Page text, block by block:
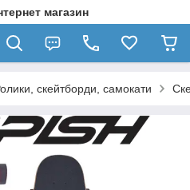
магазин
скейтборди, самокати